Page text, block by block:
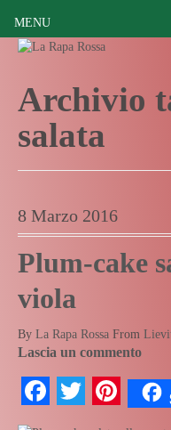
Archivio
salata
8 Marzo 2016
Plum-cake
viola
By La Rapa Rossa From
Lascia un commento
Facebook
Twitter
MENU